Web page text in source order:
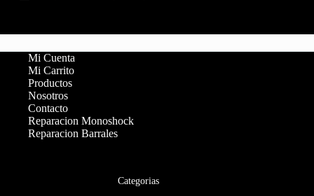
Mi Cuenta
Mi Carrito
Productos
Nosotros
Contacto
Reparacion Monoshock
Reparacion Barrales
Categorias